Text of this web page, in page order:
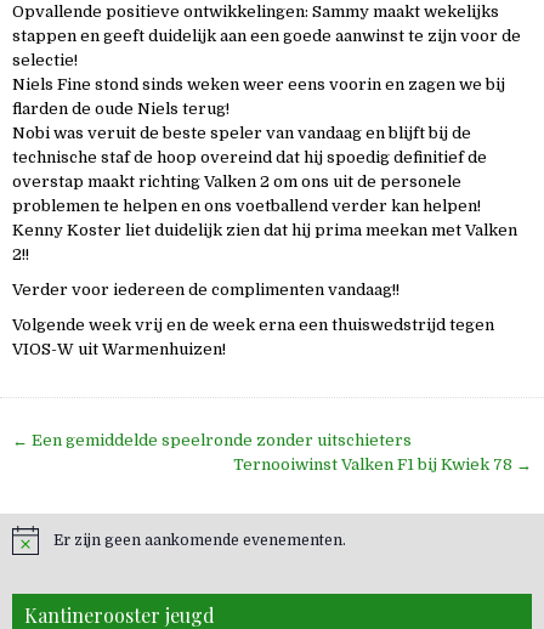
Opvallende positieve ontwikkelingen: Sammy maakt wekelijks
stappen en geeft duidelijk aan een goede aanwinst te zijn voor de
selectie!
Niels Fine stond sinds weken weer eens voorin en zagen we bij
flarden de oude Niels terug!
Nobi was veruit de beste speler van vandaag en blijft bij de
technische staf de hoop overeind dat hij spoedig definitief de
overstap maakt richting Valken 2 om ons uit de personele
problemen te helpen en ons voetballend verder kan helpen!
Kenny Koster liet duidelijk zien dat hij prima meekan met Valken
2!!
Verder voor iedereen de complimenten vandaag!!
Volgende week vrij en de week erna een thuiswedstrijd tegen
VIOS-W uit Warmenhuizen!
Bericht
← Een gemiddelde speelronde zonder uitschieters
Ternooiwinst Valken F1 bij Kwiek 78 →
Er zijn geen aankomende evenementen.
Kantinerooster jeugd